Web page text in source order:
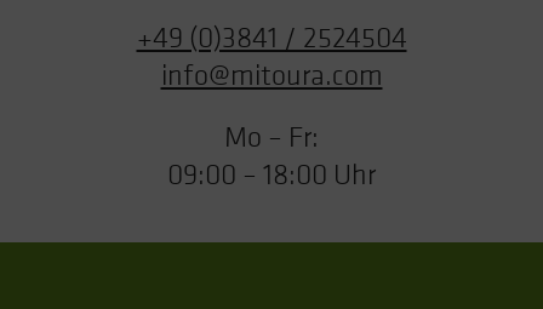
+49 (0)3841 / 2524504
info@mitoura.com
Mo – Fr:
09:00 – 18:00 Uhr